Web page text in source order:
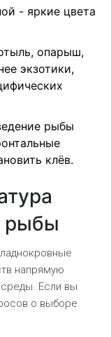
- яркие цвета
опарыш,
экзотики,
рыбы
клёв.
рыбы
напрямую
Если вы
о выборе